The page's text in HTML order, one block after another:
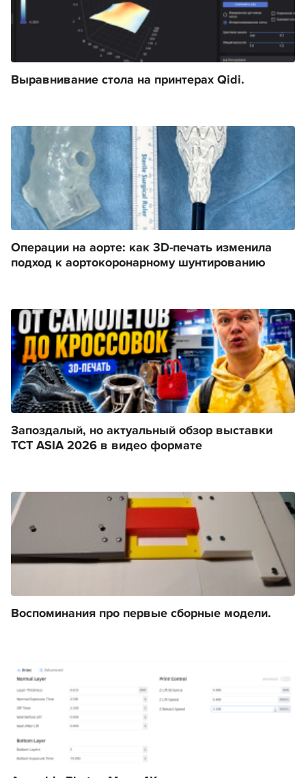
Выравнивание стола на принтерах Qidi.
Операции на аорте: как 3D-печать изменила
подход к аортокоронарному шунтированию
Запоздалый, но актуальный обзор выставки
TCT ASIA 2026 в видео формате
Воспоминания про первые сборные модели.